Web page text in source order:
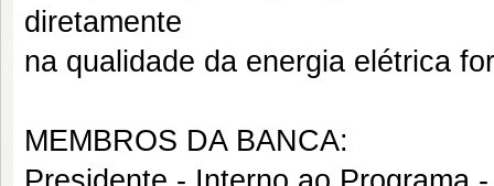
diretamente
na qualidade da energia elétrica
MEMBROS DA BANCA: